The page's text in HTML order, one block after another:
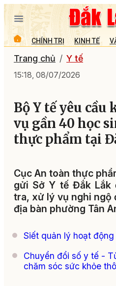
CHÍNH TRỊ KINH TẾ
Trang chủ Y tế
15:18, 08/07/2026
Bộ Y tế yêu
vụ gần 40 học
thực phẩm tại
Cục An toàn thực
gửi Sở Y tế Đắk Lắk
tra, xử lý vụ nghi ngộ
địa bàn phường Tân
Siết quản lý hoạt
Chuyển đổi số y tế -
chăm sóc sức khỏe